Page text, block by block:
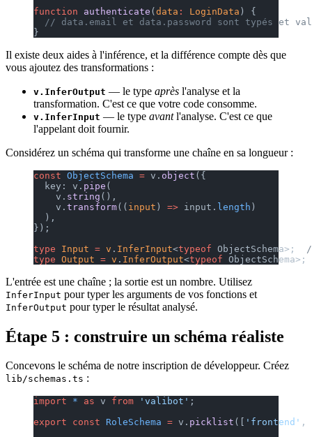
function authenticate (data : LoginData ) {
// data.email et data.password sont typés et
}
Il existe deux aides à l'inférence, et la différence compte dès que
vous ajoutez des transformations :
v.InferOutput — le type après l'analyse et la
transformation. C'est ce que votre code consomme.
v.InferInput — le type avantl'analyse. C'est ce que
l'appelant doit fournir.
Considérez un schéma qui transforme une chaîne en sa longueur :
const ObjectSchema = v. object ({
  key: v.
pipe (
    v.
string (),
    v.
transform(( input ) => input. length )
  ),
});
type Input = v . InferInput<typeof ObjectSchema>;
type Output = v . InferOutput<typeof ObjectSchema>;
L'entrée est une chaîne ; la sortie est un nombre. Utilisez
InferInput pour typer les arguments de vos fonctions et
InferOutput pour typer le résultat analysé.
Étape 5 : construire un schéma réaliste
Concevons le schéma de notre inscription de développeur. Créez
lib/schemas.ts :
import * as v from 'valibot' ;
export const RoleSchema = v. picklist ([ 'frontend' ,